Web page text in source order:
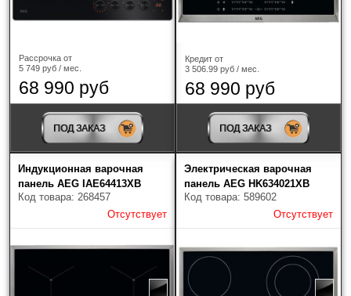
Рассрочка от
5 749 руб / мес.
68 990 руб
ПОД ЗАКАЗ
Кредит от
3 506.99 руб / мес.
68 990 руб
ПОД ЗАКАЗ
Индукционная варочная
панель AEG IAE64413XB
Код товара: 268457
Отсутствует
Электрическая варочная
панель AEG HK634021XB
Код товара: 589602
Отсутствует